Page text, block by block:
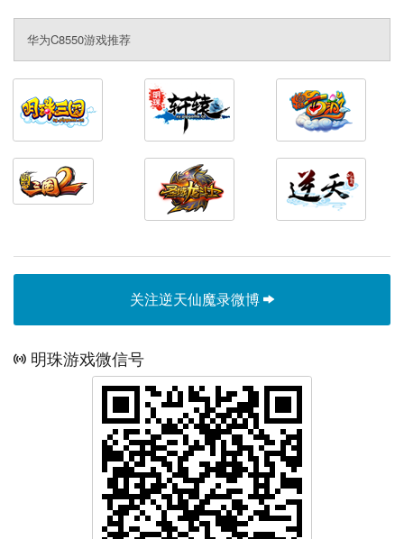
华为C8550游戏推荐
关注逆天仙魔录微博
明珠游戏微信号